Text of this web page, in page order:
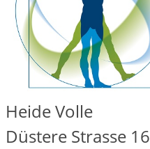
Heide Volle
Düstere Strasse 16